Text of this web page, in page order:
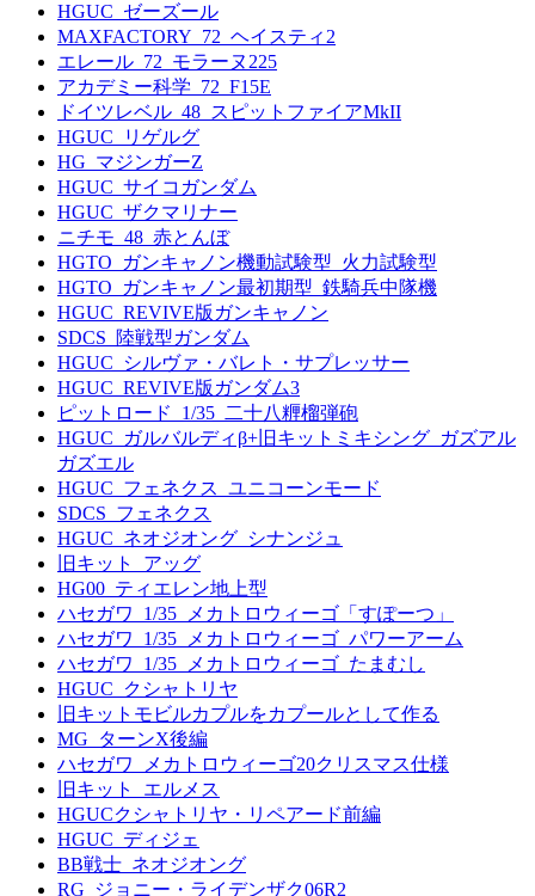
HGUC_ゼーズール
MAXFACTORY_72_ヘイスティ2
エレール_72_モラーヌ225
アカデミー科学_72_F15E
ドイツレベル_48_スピットファイアMkII
HGUC_リゲルグ
HG_マジンガーZ
HGUC_サイコガンダム
HGUC_ザクマリナー
ニチモ_48_赤とんぼ
HGTO_ガンキャノン機動試験型_火力試験型
HGTO_ガンキャノン最初期型_鉄騎兵中隊機
HGUC_REVIVE版ガンキャノン
SDCS_陸戦型ガンダム
HGUC_シルヴァ・バレト・サプレッサー
HGUC_REVIVE版ガンダム3
ピットロード_1/35_二十八糎榴弾砲
HGUC_ガルバルディβ+旧キットミキシング_ガズアル
ガズエル
HGUC_フェネクス_ユニコーンモード
SDCS_フェネクス
HGUC_ネオジオング_シナンジュ
旧キット_アッグ
HG00_ティエレン地上型
ハセガワ_1/35_メカトロウィーゴ「すぽーつ」
ハセガワ_1/35_メカトロウィーゴ_パワーアーム
ハセガワ_1/35_メカトロウィーゴ_たまむし
HGUC_クシャトリヤ
旧キットモビルカプルをカプールとして作る
MG_ターンX後編
ハセガワ_メカトロウィーゴ20クリスマス仕様
旧キット_エルメス
HGUCクシャトリヤ・リペアード前編
HGUC_ディジェ
BB戦士_ネオジオング
RG_ジョニー・ライデンザク06R2